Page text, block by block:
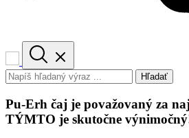
Hľadať
Pu-Erh čaj je považovaný za
TÝMTO je skutočne